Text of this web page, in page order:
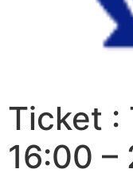
Ticket :
16:00